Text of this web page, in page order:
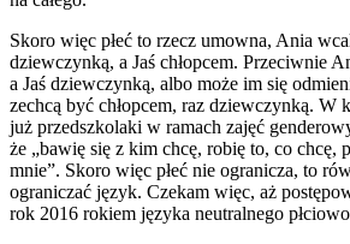
Skoro więc płeć to rzecz umowna, Ania
dziewczynką, a Jaś chłopcem. Przeciwnie
a Jaś dziewczynką, albo może im się
zechcą być chłopcem, raz dziewczynką. W
już przedszkolaki w ramach zajęć
że „bawię się z kim chcę, robię to, co chcę,
mnie”. Skoro więc płeć nie ogranicza, to
ograniczać język. Czekam więc, aż
rok 2016 rokiem języka neutralnego